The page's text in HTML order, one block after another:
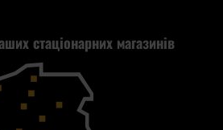
стаціонарних магазинів
на осінь